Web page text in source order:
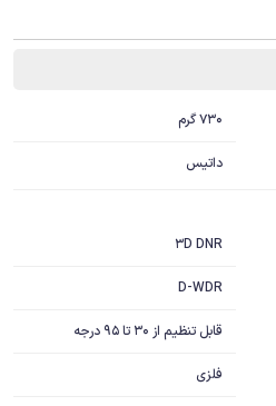
730 گرم
داتیس
3D DNR
D-WDR
قابل تنظیم از 30 تا 95 درجه
فلزی